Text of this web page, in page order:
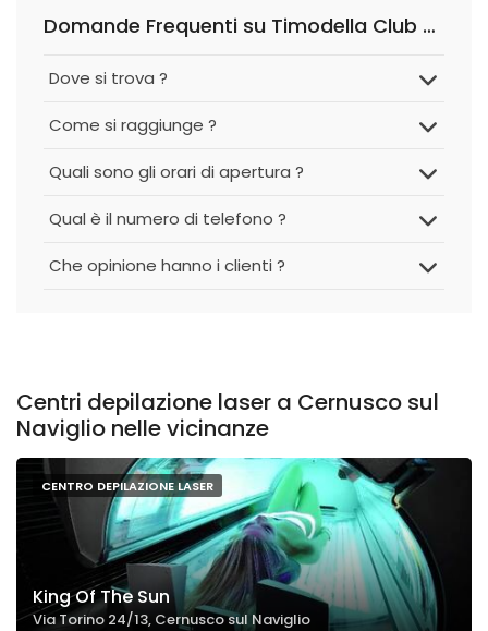
Domande Frequenti su Timodella Club Cernusco
Dove si trova ?
Come si raggiunge ?
Quali sono gli orari di apertura ?
Qual è il numero di telefono ?
Che opinione hanno i clienti ?
Centri depilazione laser a Cernusco sul
Naviglio nelle vicinanze
CENTRO DEPILAZIONE LASER
King Of The Sun
Via Torino 24/13, Cernusco sul Naviglio